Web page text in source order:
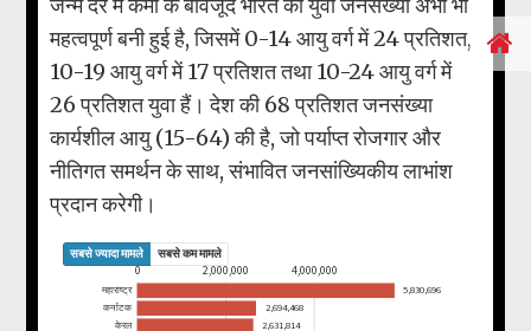
जन्म दर में कमी के बावजूद भारत की युवा जनसंख्या अभी भी
महत्वपूर्ण बनी हुई है, जिसमें 0-14 आयु वर्ग में 24 प्रतिशत,
10-19 आयु वर्ग में 17 प्रतिशत तथा 10-24 आयु वर्ग में
26 प्रतिशत युवा हैं। देश की 68 प्रतिशत जनसंख्या
कार्यशील आयु (15-64) की है, जो पर्याप्त रोजगार और
नीतिगत समर्थन के साथ, संभावित जनसांख्यिकीय लाभांश
प्रदान करेगी।